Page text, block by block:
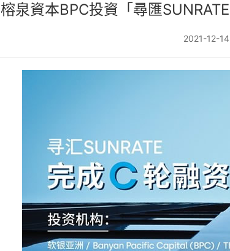
榕泉資本BPC投資「尋匯
2021-12-14